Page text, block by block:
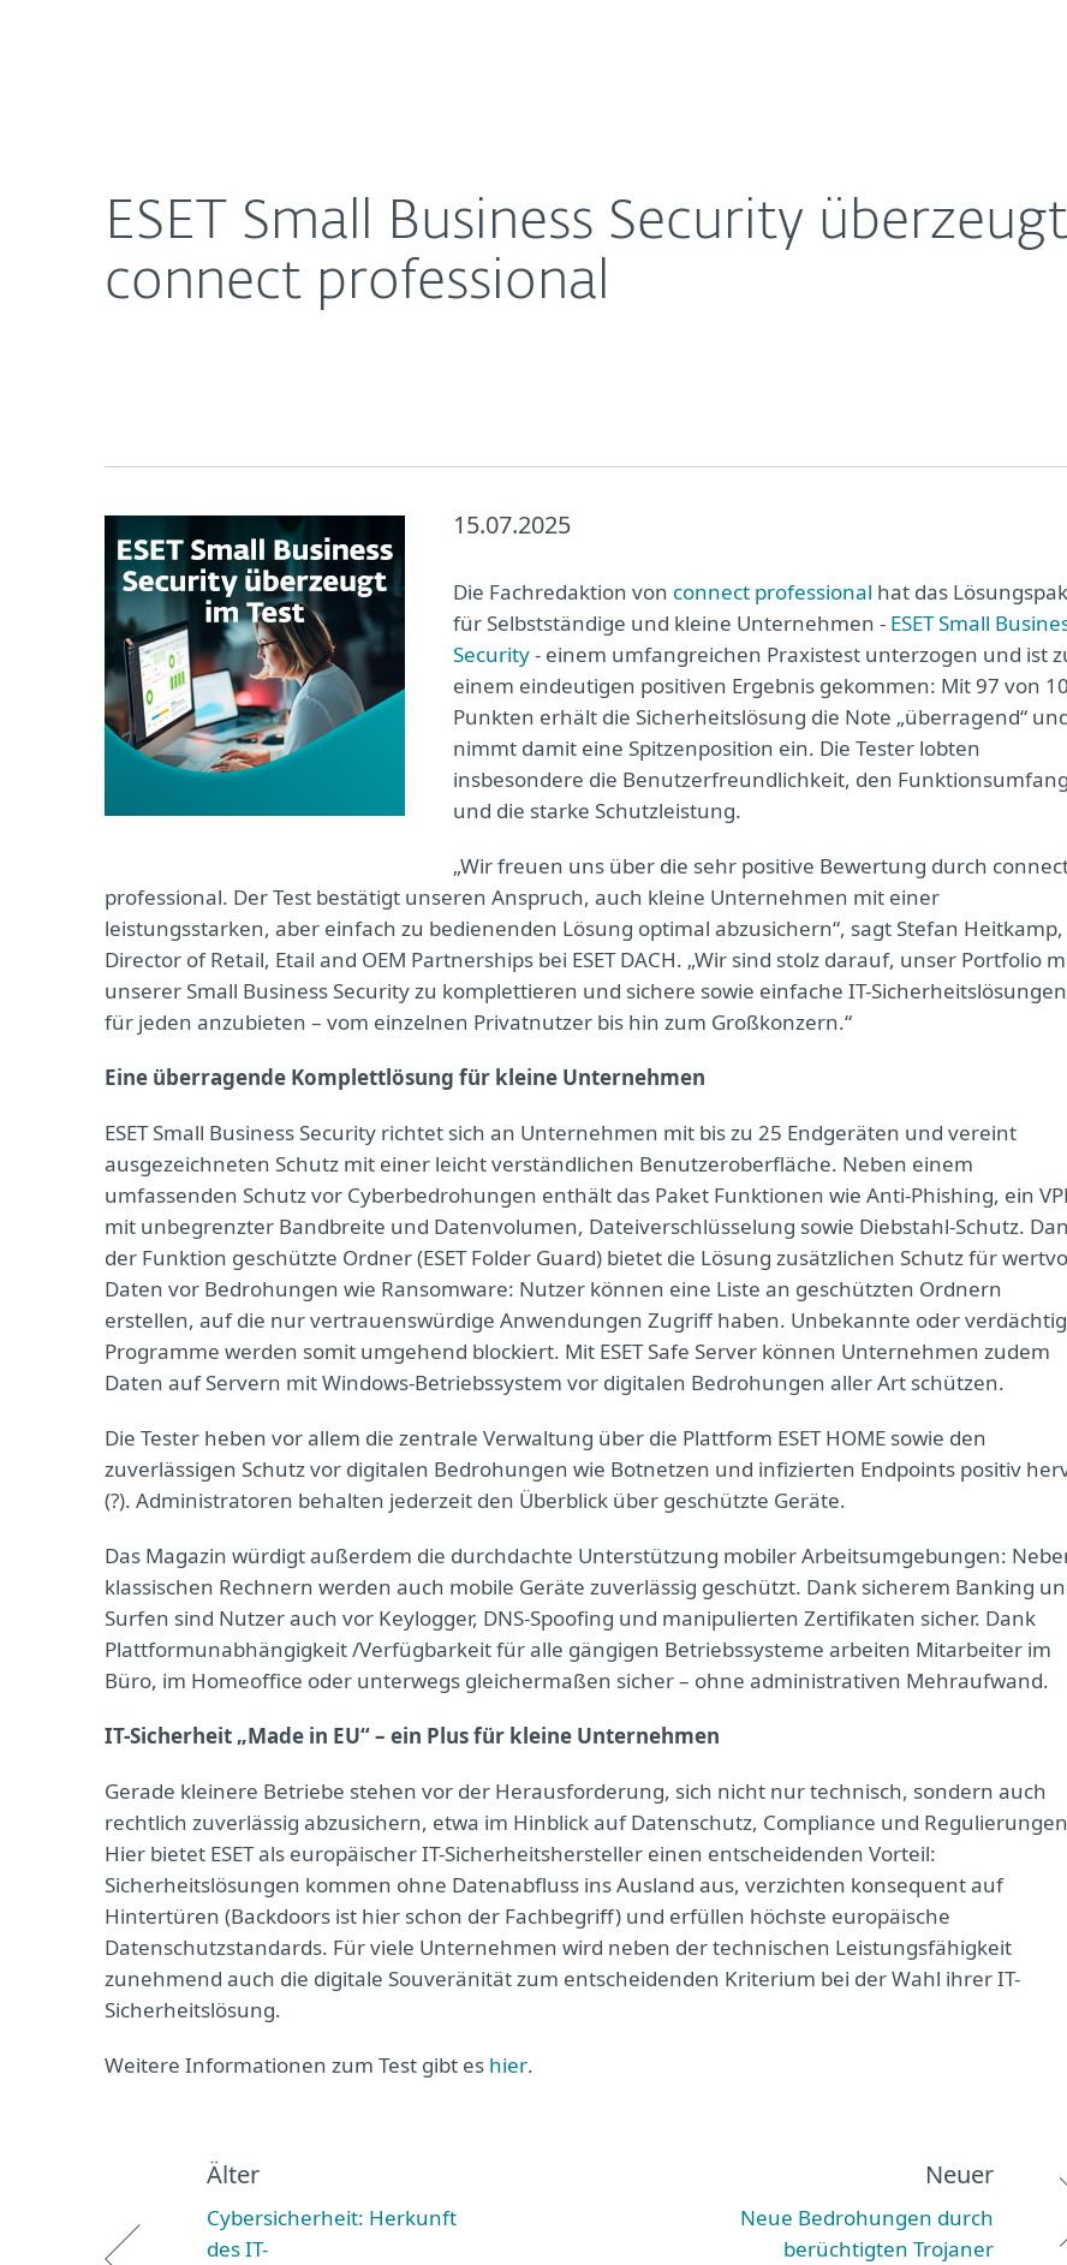
ESET Small Business Security
connect professional
15.07.2025
Die Fachredaktion von connect professional hat das
für Selbstständige und kleine Unternehmen - ESET Small
Security- einem umfangreichen Praxistest unterzogen und ist
einem eindeutigen positiven Ergebnis gekommen: Mit 97 von
Punkten erhält die Sicherheitslösung die Note „überragend“
nimmt damit eine Spitzenposition ein. Die Tester lobten
insbesondere die Benutzerfreundlichkeit, den Funktionsumfang
und die starke Schutzleistung.
„Wir freuen uns über die sehr positive Bewertung durch
professional. Der Test bestätigt unseren Anspruch, auch kleine Unternehmen mit einer
leistungsstarken, aber einfach zu bedienenden Lösung optimal abzusichern“, sagt Stefan Heitkamp,
Director of Retail, Etail and OEM Partnerships bei ESET DACH. „Wir sind stolz darauf, unser Portfolio
unserer Small Business Security zu komplettieren und sichere sowie einfache IT-Sicherheitslösungen
für jeden anzubieten – vom einzelnen Privatnutzer bis hin zum Großkonzern.“
Eine überragende Komplettlösung für kleine Unternehmen
ESET Small Business Security richtet sich an Unternehmen mit bis zu 25 Endgeräten und vereint
ausgezeichneten Schutz mit einer leicht verständlichen Benutzeroberfläche. Neben einem
umfassenden Schutz vor Cyberbedrohungen enthält das Paket Funktionen wie Anti-Phishing, ein
mit unbegrenzter Bandbreite und Datenvolumen, Dateiverschlüsselung sowie Diebstahl-Schutz.
der Funktion geschützte Ordner (ESET Folder Guard) bietet die Lösung zusätzlichen Schutz für
Daten vor Bedrohungen wie Ransomware: Nutzer können eine Liste an geschützten Ordnern
erstellen, auf die nur vertrauenswürdige Anwendungen Zugriff haben. Unbekannte oder
Programme werden somit umgehend blockiert. Mit ESET Safe Server können Unternehmen zudem
Daten auf Servern mit Windows-Betriebssystem vor digitalen Bedrohungen aller Art schützen.
Die Tester heben vor allem die zentrale Verwaltung über die Plattform ESET HOME sowie den
zuverlässigen Schutz vor digitalen Bedrohungen wie Botnetzen und infizierten Endpoints positiv
(?). Administratoren behalten jederzeit den Überblick über geschützte Geräte.
Das Magazin würdigt außerdem die durchdachte Unterstützung mobiler Arbeitsumgebungen:
klassischen Rechnern werden auch mobile Geräte zuverlässig geschützt. Dank sicherem Banking
Surfen sind Nutzer auch vor Keylogger, DNS-Spoofing und manipulierten Zertifikaten sicher. Dank
Plattformunabhängigkeit /Verfügbarkeit für alle gängigen Betriebssysteme arbeiten Mitarbeiter im
Büro, im Homeoffice oder unterwegs gleichermaßen sicher – ohne administrativen Mehraufwand.
IT-Sicherheit „Made in EU“ – ein Plus für kleine Unternehmen
Gerade kleinere Betriebe stehen vor der Herausforderung, sich nicht nur technisch, sondern auch
rechtlich zuverlässig abzusichern, etwa im Hinblick auf Datenschutz, Compliance und
Hier bietet ESET als europäischer IT-Sicherheitshersteller einen entscheidenden Vorteil:
Sicherheitslösungen kommen ohne Datenabfluss ins Ausland aus, verzichten konsequent auf
Hintertüren (Backdoors ist hier schon der Fachbegriff) und erfüllen höchste europäische
Datenschutzstandards. Für viele Unternehmen wird neben der technischen Leistungsfähigkeit
zunehmend auch die digitale Souveränität zum entscheidenden Kriterium bei der Wahl ihrer IT-
Sicherheitslösung.
Weitere Informationen zum Test gibt es hier.
Älter
Cybersicherheit: Herkunft
des IT-
Neuer
Neue Bedrohungen durch
berüchtigten Trojaner